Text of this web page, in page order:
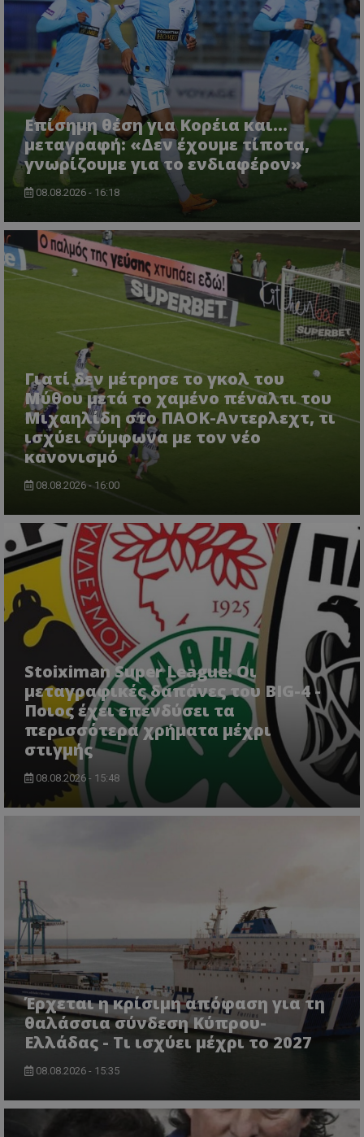
Επίσημη θέση για Κορέια και...
μεταγραφή: «Δεν έχουμε τίποτα,
γνωρίζουμε για το ενδιαφέρον»
08.08.2026 - 16:18
Γιατί δεν μέτρησε το γκολ του
Μύθου μετά το χαμένο πέναλτι του
Μιχαηλίδη στο ΠΑΟΚ-Αντερλεχτ, τι
ισχύει σύμφωνα με τον νέο
κανονισμό
08.08.2026 - 16:00
Stoiximan Super League: Οι
μεταγραφικές δαπάνες του BIG-4 -
Ποιος έχει επενδύσει τα
περισσότερα χρήματα μέχρι
στιγμής
08.08.2026 - 15:48
Έρχεται η κρίσιμη απόφαση για τη
θαλάσσια σύνδεση Κύπρου-
Ελλάδας - Τι ισχύει μέχρι το 2027
08.08.2026 - 15:35